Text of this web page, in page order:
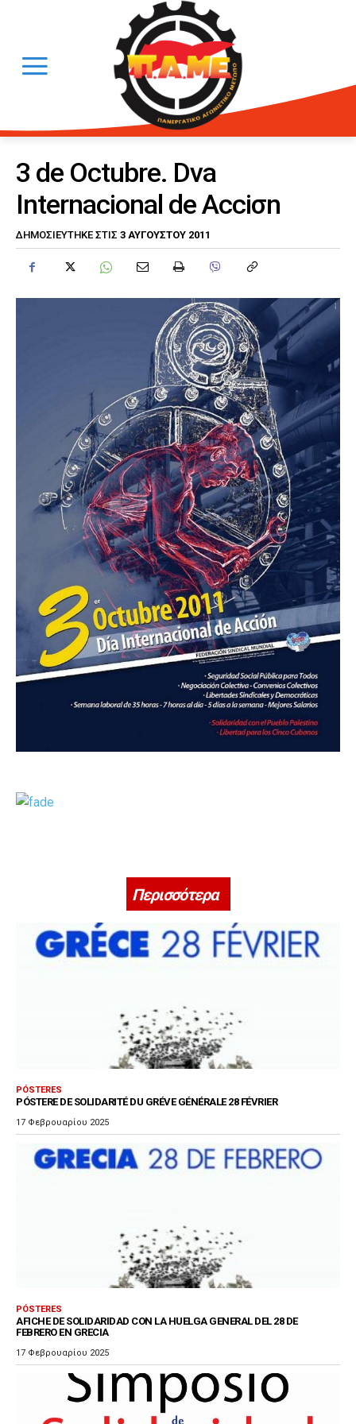
3 de Octubre. Dνa
Internacional de Acciσn
ΔΗΜΟΣΙΕΎΤΗΚΕ ΣΤΙΣ 3 ΑΥΓΟΎΣΤΟΥ 2011
Περισσότερα
PÓSTERES
PÓSTERE DE SOLIDARITÉ DU GRÉVE GÉNÉRALE 28 FÉVRIER
17 Φεβρουαρίου 2025
PÓSTERES
AFICHE DE SOLIDARIDAD CON LA HUELGA GENERAL DEL 28 DE
FEBRERO EN GRECIA
17 Φεβρουαρίου 2025